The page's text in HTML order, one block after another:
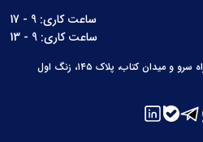
ساعت کاری: 9 - 17
ساعت کاری: 9 - 13
میدان کتاب، پلاک ۱۴۵، زنگ اول